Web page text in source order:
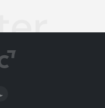
SVĚTLÝ/TMAVÝ REŽIM